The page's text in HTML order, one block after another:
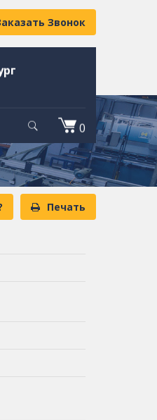
Звонок
0
Печать